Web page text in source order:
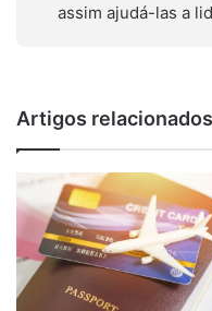
assim ajudá-las a
Artigos relacionados